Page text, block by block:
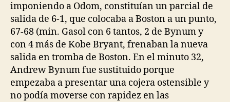
imponiendo a Odom, constituían un parcial de
salida de 6-1, que colocaba a Boston a un punto,
67-68 (min. Gasol con 6 tantos, 2 de Bynum y
con 4 más de Kobe Bryant, frenaban la nueva
salida en tromba de Boston. En el minuto 32,
Andrew Bynum fue sustituido porque
empezaba a presentar una cojera ostensible y
no podía moverse con rapidez en las